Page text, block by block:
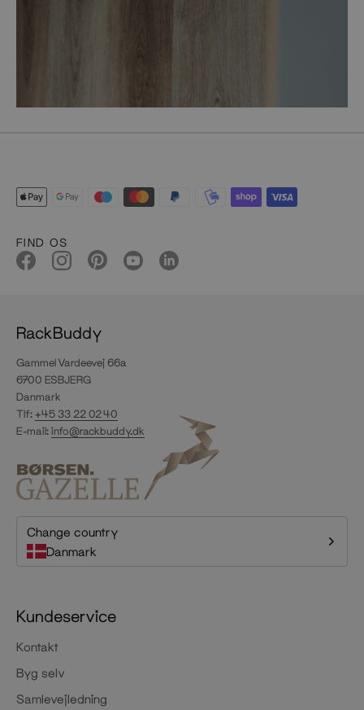
FIND OS
RackBuddy
Gammel Vardeevej 66a
6700 ESBJERG
Danmark
Tlf:+45 33 22 02 40
E-mail:info@rackbuddy.dk
Change country
Danmark
Kundeservice
Kontakt
Byg selv
Samlevejledning